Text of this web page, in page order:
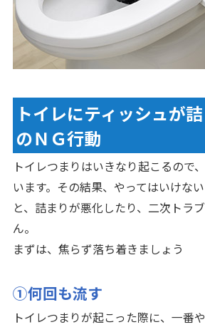
トイレにティッシュが
のＮＧ行動
トイレつまりはいきなり起こるので
います。その結果、やってはいけな
と、詰まりが悪化したり、二次トラ
ん。
まずは、焦らず落ち着きましょう
①何回も流す
トイレつまりが起こった際に、一番